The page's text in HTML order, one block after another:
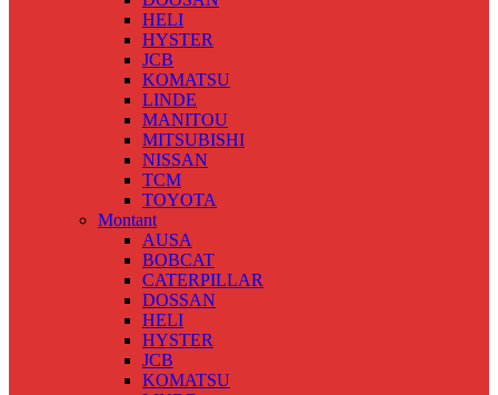
HELI
HYSTER
JCB
KOMATSU
LINDE
MANITOU
MITSUBISHI
NISSAN
TCM
TOYOTA
Montant
AUSA
BOBCAT
CATERPILLAR
DOSSAN
HELI
HYSTER
JCB
KOMATSU